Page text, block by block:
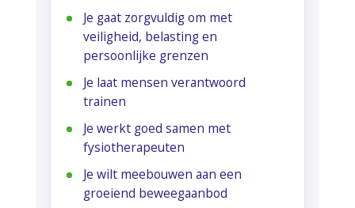
Je gaat zorgvuldig om met
veiligheid, belasting en
persoonlijke grenzen
Je laat mensen verantwoord
trainen
Je werkt goed samen met
fysiotherapeuten
Je wilt meebouwen aan een
groeiend beweegaanbod